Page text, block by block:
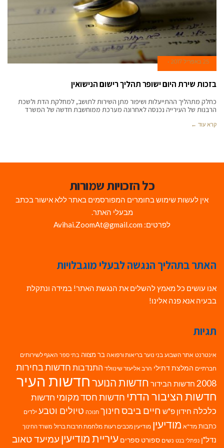
25 באפריל 2017
בזכות שירת היום ישופר תהליך רישום הנישואין
כחלק מתהליך ההתייעלות ושיפור מתן השירות לתושב, למחלקת הדת ולשכת
הרבנות של העירייה נכנסה לאחרונה מערכת ממוחשבת חדשה של המשרד
קרא עוד ←
כל הזכויות שמורות
אין לעשות שימוש בחומרים המפורסמים באתר ללא אישור בכתב
מבעלי האתר.
לפרטים: Avihai.ZoomAt@gmail.com
האתר בתהליך הנגשה לבעלי מוגבלויות
אנו עושים כל מאמץ להשלים את הנגשת האתר! במידה ונתקלת
בבעיה אנא פנה אלינו!
תגיות
אינטרנט אתר השבוע בני נוער בריאות ורפואה בר מצווה בתי ספר האגף לשירותים
חברתיים המלצת דתילי הרב אליעזר שינוולד התנדבות חדשות בחירות
2008 חדשות הבידור חדשות הנוערחדשות העיר
חדשות הציבור הדתי חדשות חסד מקומי חדשות
כלכלה חידון פ"ש חיים ביבסחינוך חנוכה טיולים וטבע ילדים
כתבות מד"א מודיעין מודיעין מכבים רעות מלחמת חרבות ברזל משרד החינוך
נדל"ן נפתלי בנט נשים ספורט ספרים עיריית מודיעין עמיעד טאוב